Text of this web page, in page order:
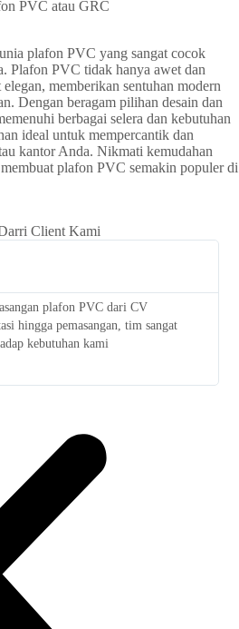
plafon PVC yang sangat cocok
Plafon PVC tidak hanya awet dan
memberikan sentuhan modern
Dengan beragam pilihan desain dan
berbagai selera dan kebutuhan
ideal untuk mempercantik dan
kantor Anda. Nikmati kemudahan
plafon PVC semakin populer di
Client Kami
plafon PVC dari CV
hingga pemasangan, tim sangat
kebutuhan kami